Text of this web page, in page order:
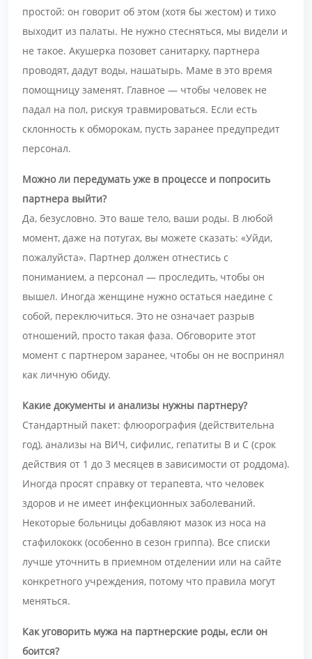
простой: он говорит об этом (хотя бы жестом) и тихо
выходит из палаты. Не нужно стесняться, мы видели и
не такое. Акушерка позовет санитарку, партнера
проводят, дадут воды, нашатырь. Маме в это время
помощницу заменят. Главное — чтобы человек не
падал на пол, рискуя травмироваться. Если есть
склонность к обморокам, пусть заранее предупредит
персонал.
Можно ли передумать уже в процессе и попросить
партнера выйти?
Да, безусловно. Это ваше тело, ваши роды. В любой
момент, даже на потугах, вы можете сказать: «Уйди,
пожалуйста». Партнер должен отнестись с
пониманием, а персонал — проследить, чтобы он
вышел. Иногда женщине нужно остаться наедине с
собой, переключиться. Это не означает разрыв
отношений, просто такая фаза. Обговорите этот
момент с партнером заранее, чтобы он не воспринял
как личную обиду.
Какие документы и анализы нужны партнеру?
Стандартный пакет: флюорография (действительна
год), анализы на ВИЧ, сифилис, гепатиты В и С (срок
действия от 1 до 3 месяцев в зависимости от роддома).
Иногда просят справку от терапевта, что человек
здоров и не имеет инфекционных заболеваний.
Некоторые больницы добавляют мазок из носа на
стафилококк (особенно в сезон гриппа). Все списки
лучше уточнить в приемном отделении или на сайте
конкретного учреждения, потому что правила могут
меняться.
Как уговорить мужа на партнерские роды, если он
боится?